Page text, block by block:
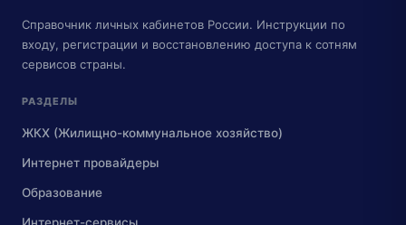
Справочник личных кабинетов России. Инструкции по
входу, регистрации и восстановлению доступа к сотням
сервисов страны.
РАЗДЕЛЫ
ЖКХ (Жилищно-коммунальное хозяйство)
Интернет провайдеры
Образование